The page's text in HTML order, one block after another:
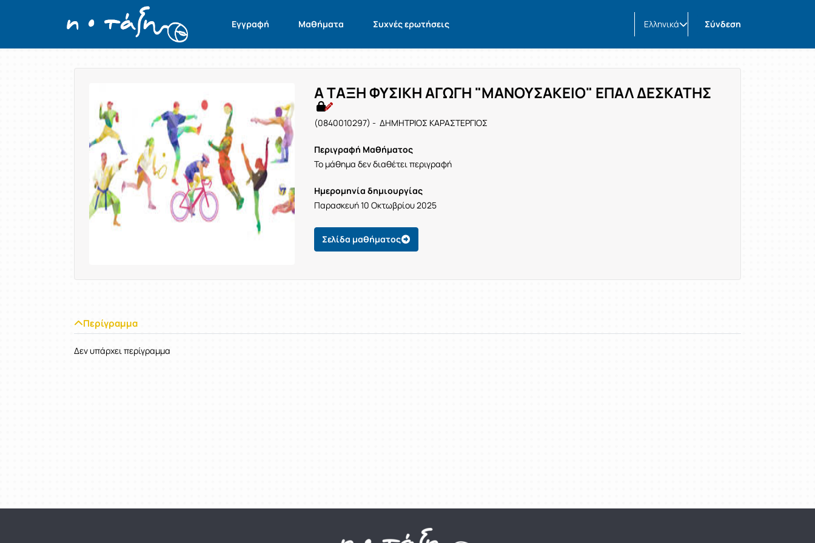
Εγγραφή Μαθήματα Συχνές ερωτήσεις Ελληνικά Σύνδεση
Παρουσίαση/Προβολή
Α ΤΑΞΗ ΦΥΣΙΚΗ ΑΓΩΓΗ "ΜΑΝΟΥΣΑΚΕΙΟ" ΕΠΑΛ ΔΕΣΚΑΤΗΣ
(0840010297) - ΔΗΜΗΤΡΙΟΣ ΚΑΡΑΣΤΕΡΓΙΟΣ
Περιγραφή Μαθήματος
Το μάθημα δεν διαθέτει περιγραφή
Ημερομηνία δημιουργίας
Παρασκευή 10 Οκτωβρίου 2025
Σελίδα μαθήματος
Περίγραμμα
Δεν υπάρχει περίγραμμα